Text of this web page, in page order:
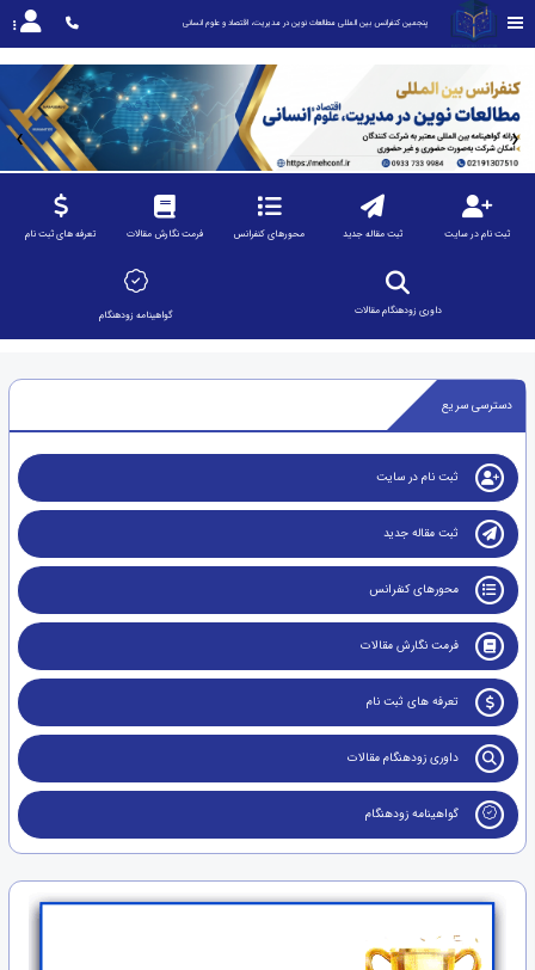
پنجمین کنفرانس بین المللی مطالعات نوین در مدیریت، اقتصاد و علوم انسانی
‹ ›
ثبت نام در سایت ثبت مقاله جدید محورهای کنفرانس فرمت نگارش مقالات تعرفه های ثبت نام
داوری زودهنگام مقالات گواهینامه زودهنگام
دسترسی سریع
ثبت نام در سایت
ثبت مقاله جدید
محورهای کنفرانس
فرمت نگارش مقالات
تعرفه های ثبت نام
داوری زودهنگام مقالات
گواهینامه زودهنگام